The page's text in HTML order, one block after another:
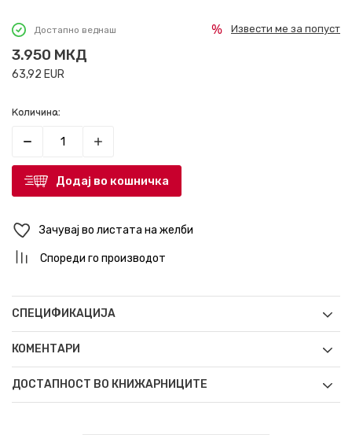
Достапно веднаш
3.950 МКД
63,92 EUR
Извести ме за попуст
Количина:
Додај во кошничка
Зачувај во листата на желби
Спореди го производот
СПЕЦИФИКАЦИЈА
КОМЕНТАРИ
ДОСТАПНОСТ ВО КНИЖАРНИЦИТЕ